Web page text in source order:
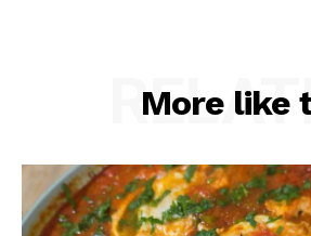
More like